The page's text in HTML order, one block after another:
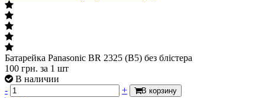
Батарейка Panasonic BR 2325 (B5) без блістера
100 грн. за 1 шт
В наличии
-
+ В корзину